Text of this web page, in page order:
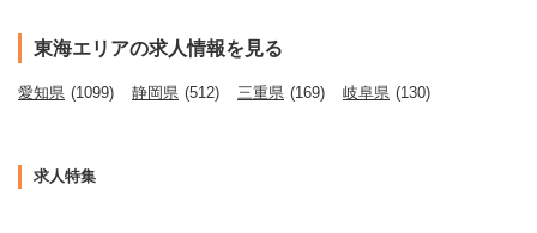
東海エリアの求人情報を見る
愛知県 (1099) 静岡県 (512) 三重県 (169) 岐阜県 (130)
求人特集